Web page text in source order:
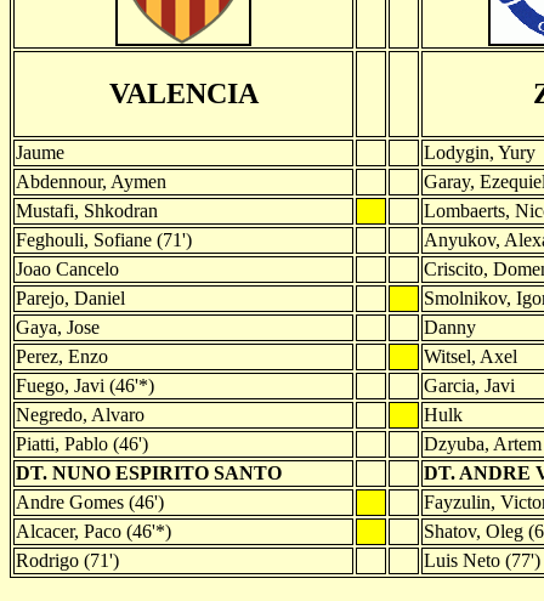
VALENCIA
Jaume
Lodygin, Yury
Abdennour, Aymen
Garay,
Mustafi, Shkodran
Lombaerts,
Feghouli, Sofiane (71')
Anyukov,
Joao Cancelo
Criscito,
Parejo, Daniel
Smolnikov,
Gaya, Jose
Danny
Perez, Enzo
Witsel, Axel
Fuego, Javi (46'*)
Garcia, Javi
Negredo, Alvaro
Hulk
Piatti, Pablo (46')
Dzyuba,
DT. NUNO ESPIRITO SANTO
DT. ANDRE
Andre Gomes (46')
Fayzulin,
Alcacer, Paco (46'*)
Shatov, Oleg
Rodrigo (71')
Luis Neto (77')